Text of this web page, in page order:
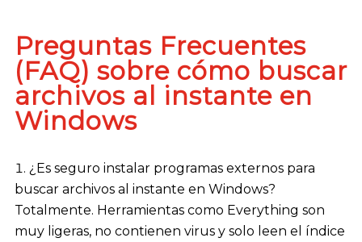
Preguntas Frecuentes
(FAQ) sobre cómo buscar
archivos al instante en
Windows
¿Es seguro instalar programas externos para
buscar archivos al instante en Windows?
Totalmente. Herramientas como Everything son
muy ligeras, no contienen virus y solo leen el índice